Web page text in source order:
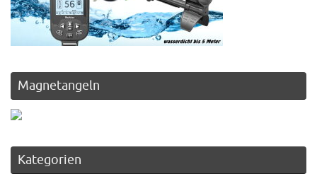
Magnetangeln
Kategorien